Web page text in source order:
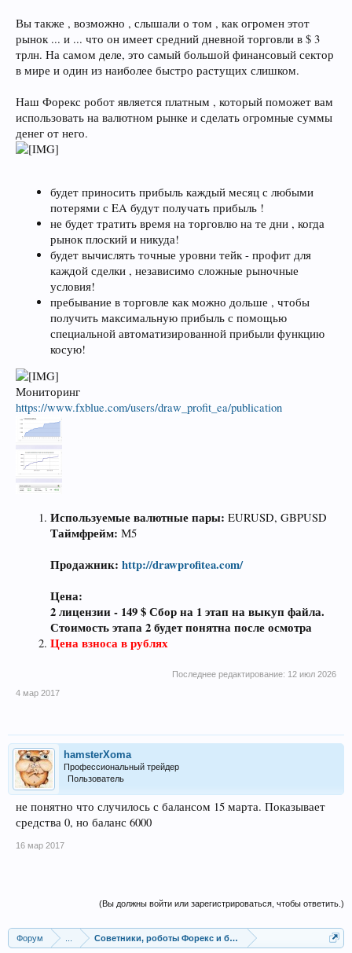
Вы также , возможно , слышали о том , как огромен этот
рынок ... и ... что он имеет средний дневной торговли в $ 3
трлн. На самом деле, это самый большой финансовый сектор
в мире и один из наиболее быстро растущих слишком.
Наш Форекс робот является платным , который поможет вам
использовать на валютном рынке и сделать огромные суммы
денег от него.
будет приносить прибыль каждый месяц с любыми
потерями с EA будут получать прибыль !
не будет тратить время на торговлю на те дни , когда
рынок плоский и никуда!
будет вычислять точные уровни тейк - профит для
каждой сделки , независимо сложные рыночные
условия!
пребывание в торговле как можно дольше , чтобы
получить максимальную прибыль с помощью
специальной автоматизированной прибыли функцию
косую!
Мониторинг
https://www.fxblue.com/users/draw_profit_ea/publication
Используемые валютные пары: EURUSD, GBPUSD
Таймфрейм: М5
Продажник: http://drawprofitea.com/
Цена:
2 лицензии - 149 $ Сбор на 1 этап на выкуп файла.
Стоимость этапа 2 будет понятна после осмотра
Цена взноса в рублях
Последнее редактирование: 12 июл 2026
4 мар 2017
hamsterXoma
Профессиональный трейдер
Пользователь
не понятно что случилось с балансом 15 марта. Показывает
средства 0, но баланс 6000
16 мар 2017
(Вы должны войти или зарегистрироваться, чтобы ответить.)
Форум Советники, роботы Форекс и бинарных опционов